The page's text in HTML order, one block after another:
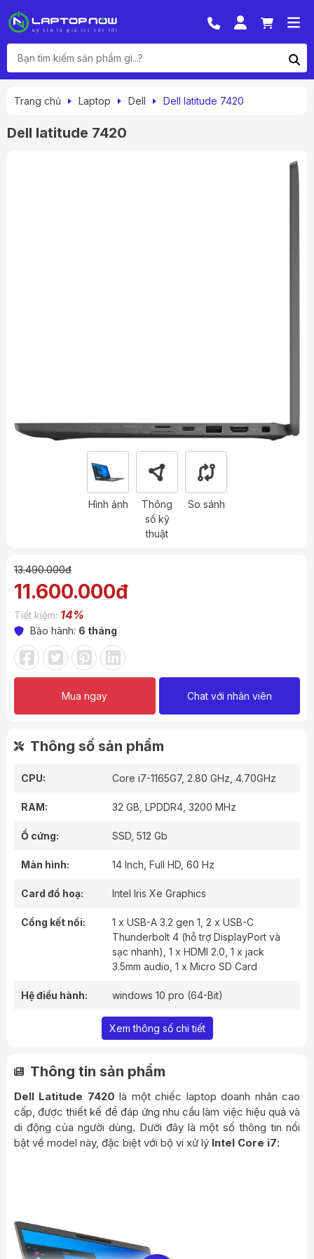
Trang chủ Laptop Dell Dell latitude 7420
Dell latitude 7420
Hình ảnh
Thông
số kỹ
thuật
So sánh
13.490.000đ
11.600.000đ
Tiết kiệm: 14%
Bảo hành: 6 tháng
Mua ngay Chat với nhân viên
Thông số sản phẩm
CPU: Core i7-1165G7, 2.80 GHz, 4.70GHz
RAM: 32 GB, LPDDR4, 3200 MHz
Ổ cứng: SSD, 512 Gb
Màn hình: 14 Inch, Full HD, 60 Hz
Card đồ hoạ: Intel Iris Xe Graphics
Cổng kết nối:
1 x USB-A 3.2 gen 1, 2 x USB-C
Thunderbolt 4 (hỗ trợ DisplayPort và
sạc nhanh), 1 x HDMI 2.0, 1 x jack
3.5mm audio, 1 x Micro SD Card
Hệ điều hành: windows 10 pro (64-Bit)
Xem thông số chi tiết
Thông tin sản phẩm
Dell Latitude 7420 là một chiếc laptop doanh nhân cao
cấp, được thiết kế để đáp ứng nhu cầu làm việc hiệu quả và
di động của người dùng. Dưới đây là một số thông tin nổi
bật về model này, đặc biệt với bộ vi xử lý Intel Core i7: